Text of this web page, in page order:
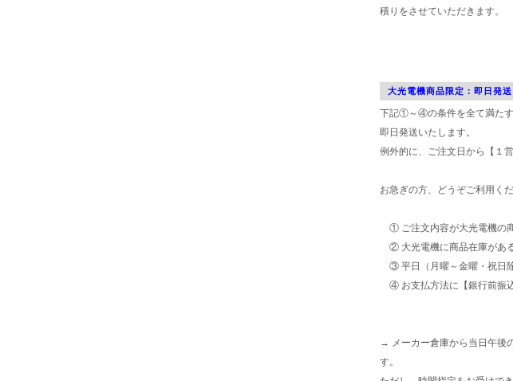
積りをさせていただきます。
大光電機商品限定：即日発送
下記①～④の条件を全て満たす
即日発送いたします。
例外的に、ご注文日から【１
お急ぎの方、どうぞご利用くだ
① ご注文内容が大光電機の
② 大光電機に商品在庫があ
③ 平日（月曜～金曜・祝日
④ お支払方法に【銀行前振
→ メーカー倉庫から当日午後
す。